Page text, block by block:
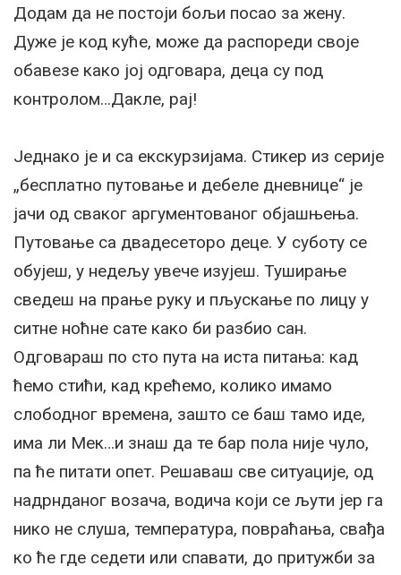
Додам да не постоји бољи посао за жену.
Дуже је код куће, може да распореди своје
обавезе како јој одговара, деца су под
контролом…Дакле, рај!
Једнако је и са екскурзијама. Стикер из серије
„бесплатно путовање и дебеле дневнице“ је
јачи од сваког аргументованог објашњења.
Путовање са двадесеторо деце. У суботу се
обујеш, у недељу увече изујеш. Туширање
сведеш на прање руку и пљускање по лицу у
ситне ноћне сате како би разбио сан.
Одговараш по сто пута на иста питања: кад
ћемо стићи, кад крећемо, колико имамо
слободног времена, зашто се баш тамо иде,
има ли Мек…и знаш да те бар пола није чуло,
па ће питати опет. Решаваш све ситуације, од
надрнданог возача, водича који се љути јер га
нико не слуша, температура, повраћања, свађа
ко ће где седети или спавати, до притужби за